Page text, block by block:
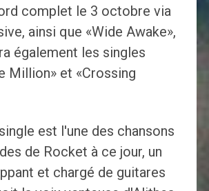
complet le 3 octobre via
ainsi que «Wide Awake»,
également les singles
Million» et «Crossing
est l'une des chansons
de Rocket à ce jour, un
et chargé de guitares